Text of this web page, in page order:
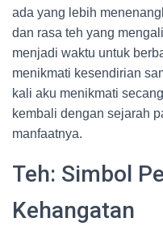
ada yang lebih
dan rasa teh yang
menjadi waktu untuk
menikmati kesendirian
kali aku menikmati
kembali dengan sejarah
manfaatnya.
Teh: Simbol
Kehangatan